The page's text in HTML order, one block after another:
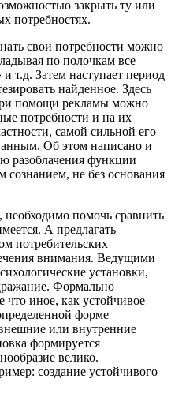
закрыть ту или
потребностях.
свои потребности можно
по полочкам все
т.д. Затем наступает период
найденное. Здесь
помощи рекламы можно
потребности и на их
самой сильной его
Об этом написано и
разоблачения функции
не без основания
необходимо помочь сравнить
А предлагать
потребительских
внимания. Ведущими
установки,
Формально
что иное, как устойчивое
форме
или внутренние
формируется
велико.
создание устойчивого